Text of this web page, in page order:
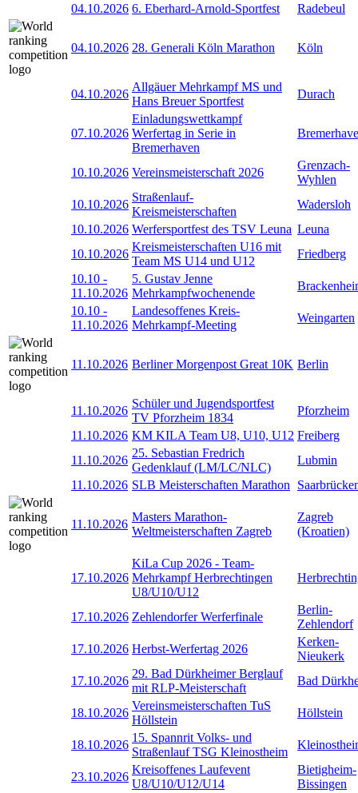
04.10.2026 6. Eberhard-Arnold-Sportfest Radebeul
04.10.2026 28. Generali Köln Marathon Köln
04.10.2026
Allgäuer Mehrkampf MS und
Hans Breuer Sportfest
Durach
07.10.2026
Einladungswettkampf
Werfertag in Serie in
Bremerhaven
10.10.2026 Vereinsmeisterschaft 2026
Grenzach-
Wyhlen
10.10.2026
Straßenlauf-
Kreismeisterschaften
Wadersloh
10.10.2026 Werfersportfest des TSV Leuna Leuna
10.10.2026
Kreismeisterschaften U16 mit
Team MS U14 und U12
Friedberg
10.10 -
11.10.2026
5. Gustav Jenne
Mehrkampfwochenende
10.10 -
11.10.2026
Landesoffenes Kreis-
Mehrkampf-Meeting
Weingarten
11.10.2026 Berliner Morgenpost Great 10K Berlin
11.10.2026
Schüler und Jugendsportfest
TV Pforzheim 1834
Pforzheim
11.10.2026 KM KILA Team U8, U10, U12 Freiberg
11.10.2026
25. Sebastian Fredrich
Gedenklauf (LM/LC/NLC)
Lubmin
11.10.2026 SLB Meisterschaften Marathon
11.10.2026
Masters Marathon-
Weltmeisterschaften Zagreb
Zagreb
(Kroatien)
17.10.2026
KiLa Cup 2026 - Team-
Mehrkampf Herbrechtingen
U8/U10/U12
17.10.2026 Zehlendorfer Werferfinale
Berlin-
Zehlendorf
17.10.2026 Herbst-Werfertag 2026
Kerken-
Nieukerk
17.10.2026
29. Bad Dürkheimer Berglauf
mit RLP-Meisterschaft
Bad
18.10.2026
Vereinsmeisterschaften TuS
Höllstein
Höllstein
18.10.2026
15. Spannrit Volks- und
Straßenlauf TSG Kleinostheim
23.10.2026
Kreisoffenes Laufevent
U8/U10/U12/U14
Bietigheim-
Bissingen